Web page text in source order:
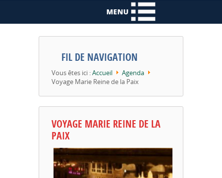
FIL DE NAVIGATION
Vous êtes ici :Accueil
Agenda
Voyage Marie Reine de la Paix
VOYAGE MARIE REINE DE LA
PAIX